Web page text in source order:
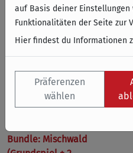
Bundle: Mischwald
auf Basis deiner
Funktionalitäten der Seite zur
Hier findest du Informationen
Präferenzen
wählen